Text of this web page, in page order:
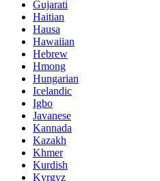
Gujarati
Haitian
Hausa
Hawaiian
Hebrew
Hmong
Hungarian
Icelandic
Igbo
Javanese
Kannada
Kazakh
Khmer
Kurdish
Kyrgyz